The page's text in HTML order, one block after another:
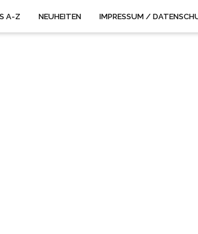
A-Z NEUHEITEN IMPRESSUM /